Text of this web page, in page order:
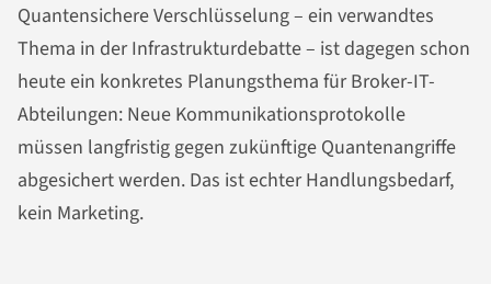
Quantensichere Verschlüsselung – ein verwandtes
Thema in der Infrastrukturdebatte – ist dagegen schon
heute ein konkretes Planungsthema für Broker-IT-
Abteilungen: Neue Kommunikationsprotokolle
müssen langfristig gegen zukünftige Quantenangriffe
abgesichert werden. Das ist echter Handlungsbedarf,
kein Marketing.